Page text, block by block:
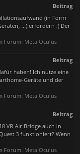
Beitrag
(in Form
...) erfordern :) Der
Forum: Meta Oculus
Beitrag
haben! Ich nutze eine
Geräte und der
Forum: Meta Oculus
Beitrag
VR Air Bridge auch in
3 funktioniert? Wenn
Forum: Meta Oculus